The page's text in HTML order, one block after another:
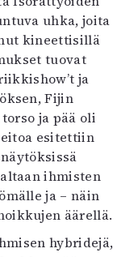
uhka, joita
kineettisillä
tuovat
ja
Fijin
ja pää oli
esitettiin
ihmisten
ja – näin
äärellä.
hybridejä,